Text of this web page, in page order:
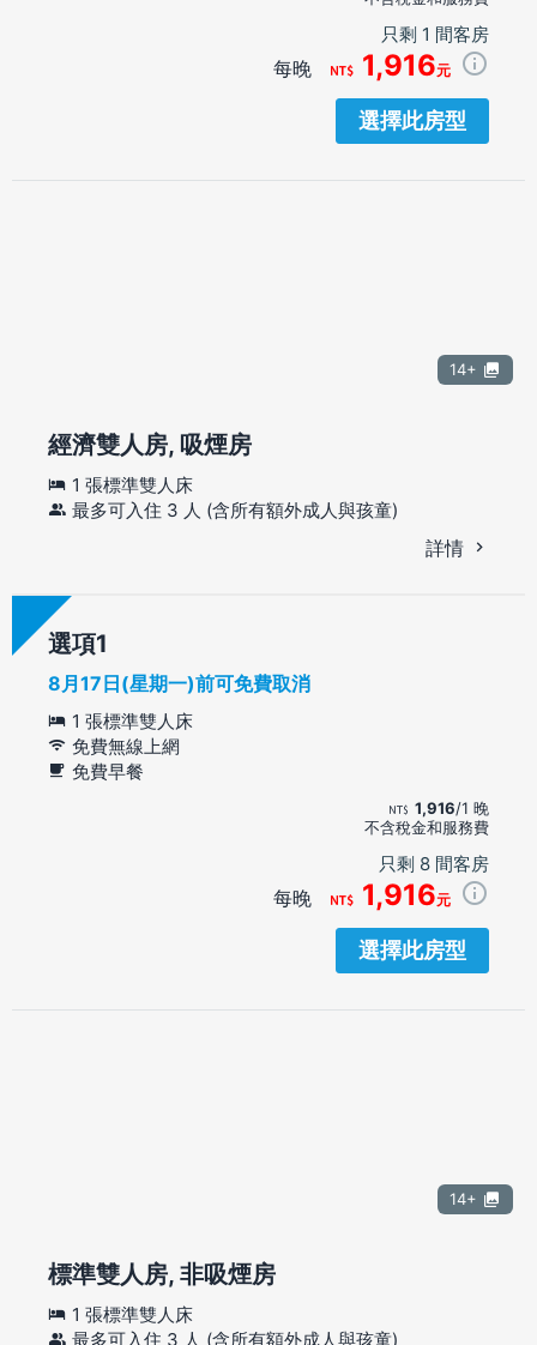
只剩 1 間客房
每晚 1,916元
選擇此房型
14+
經濟雙人房, 吸煙房
1 張標準雙人床
最多可入住 3 人 (含所有額外成人與孩童)
詳情
選項
8月17日(星期一)前可免費取消
1 張標準雙人床
免費無線上網
免費早餐
1,916/1 晚
不含稅金和服務費
只剩 8 間客房
每晚 1,916元
選擇此房型
14+
標準雙人房, 非吸煙房
1 張標準雙人床
最多可入住 3 人 (含所有額外成人與孩童)